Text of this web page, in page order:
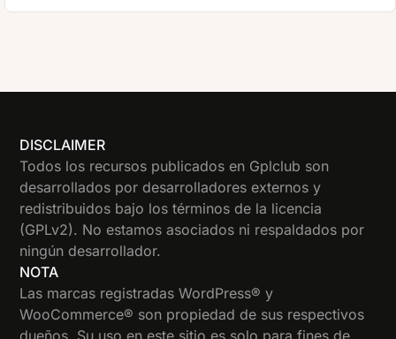
DISCLAIMER
Todos los recursos publicados en Gplclub son
desarrollados por desarrolladores externos y
redistribuidos bajo los términos de la licencia
(GPLv2). No estamos asociados ni respaldados por
ningún desarrollador.
NOTA
Las marcas registradas WordPress® y
WooCommerce® son propiedad de sus respectivos
dueños. Su uso en este sitio es solo para fines de